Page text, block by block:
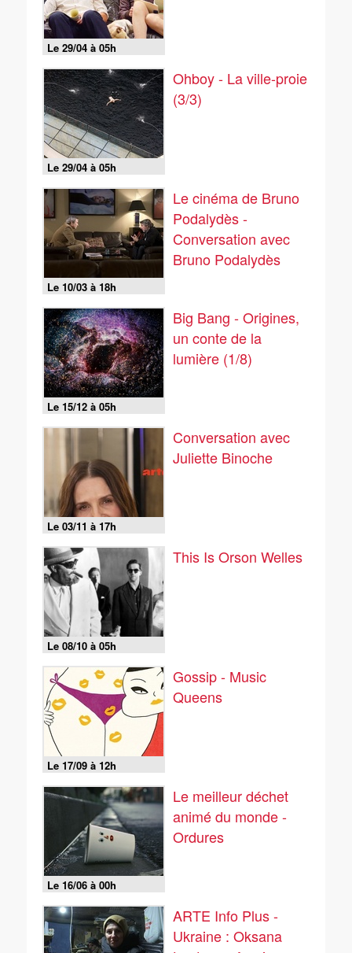
Le 29/04 à 05h
Le 29/04 à 05h
Ohboy - La ville-proie
(3/3)
Le 10/03 à 18h
Le cinéma de Bruno
Podalydès -
Conversation avec
Bruno Podalydès
Le 15/12 à 05h
Big Bang - Origines,
un conte de la
lumière (1/8)
Le 03/11 à 17h
Conversation avec
Juliette Binoche
Le 08/10 à 05h
This Is Orson Welles
Le 17/09 à 12h
Gossip - Music
Queens
Le 16/06 à 00h
Le meilleur déchet
animé du monde -
Ordures
ARTE Info Plus -
Ukraine : Oksana